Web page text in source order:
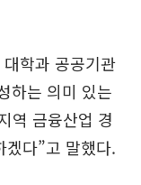
학과 공공기관
하는 의미 있는
역 금융산업 경
겠다”고 말했다.